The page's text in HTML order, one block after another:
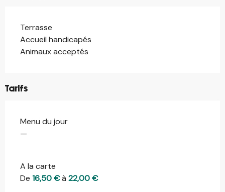
Terrasse
Accueil handicapés
Animaux acceptés
Tarifs
Tarifs 2026
Menu du jour
—
A la carte
De 16,50 €à 22,00 €